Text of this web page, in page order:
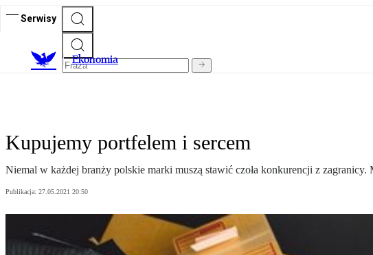
Serwisy
Ekonomia
Kupujemy portfelem i sercem
Niemal w każdej branży polskie marki muszą stawić czoła konkurencji z
Publikacja: 27.05.2021 20:50